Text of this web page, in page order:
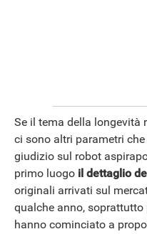
ANDROID
Se il tema della longevità
ci sono altri parametri
giudizio sul robot
primo luogo il dettaglio
originali arrivati sul
qualche anno,
hanno cominciato a